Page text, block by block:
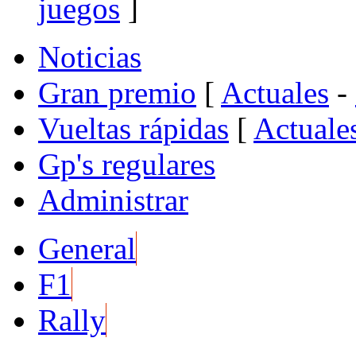
juegos ]
Noticias
Gran premio [ Actuales -
Vueltas rápidas [
Gp's regulares
Administrar
General
F1
Rally